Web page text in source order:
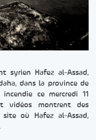
syrien Hafez al-Assad,
dans la province de
ce mercredi 11
vidéos montrent des
où Hafez al-Assad,